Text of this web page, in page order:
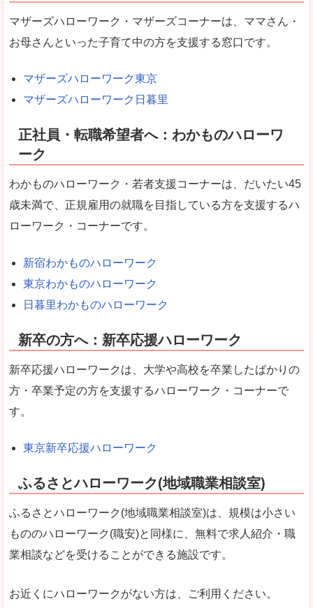
マザーズハローワーク・マザーズコーナーは、ママさん・
お母さんといった子育て中の方を支援する窓口です。
マザーズハローワーク東京
マザーズハローワーク日暮里
正社員・転職希望者へ：わかものハローワ
ーク
わかものハローワーク・若者支援コーナーは、だいたい45
歳未満で、正規雇用の就職を目指している方を支援するハ
ローワーク・コーナーです。
新宿わかものハローワーク
東京わかものハローワーク
日暮里わかものハローワーク
新卒の方へ：新卒応援ハローワーク
新卒応援ハローワークは、大学や高校を卒業したばかりの
方・卒業予定の方を支援するハローワーク・コーナーで
す。
東京新卒応援ハローワーク
ふるさとハローワーク(地域職業相談室)
ふるさとハローワーク(地域職業相談室)は、規模は小さい
もののハローワーク(職安)と同様に、無料で求人紹介・職
業相談などを受けることができる施設です。
お近くにハローワークがない方は、ご利用ください。